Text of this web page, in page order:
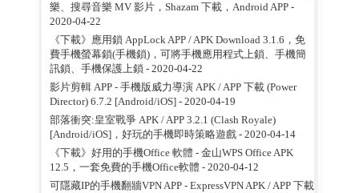
樂、搜尋音樂 MV 影片，Shazam 下載，Android APP-
2020-04-22
《下載》應用鎖 AppLock APP / APK Download 3.1.6，免
費手機螢幕鎖(手機鎖)，可將手機應用程式上鎖、手機簡
訊鎖、手機保護上鎖 - 2020-04-22
影片剪輯 APP - 手機版威力導演 APK / APP 下載 (Power
Director) 6.7.2 [Android/iOS]- 2020-04-19
部落衝突:皇室戰爭 APK / APP 3.2.1 (Clash Royale)
[Android/iOS]，好玩的手機即時策略遊戲- 2020-04-14
《下載》好用的手機Office 軟體 - 金山WPS Office APK
12.5，一套免費的手機Office軟體 - 2020-04-12
可隱藏IP的手機翻牆VPN APP - ExpressVPN APK / APP 下載